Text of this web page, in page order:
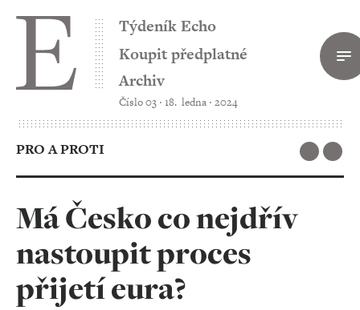
Týdeník Echo
Koupit předplatné
Archiv
Číslo 03 ‧ 18. ledna ‧ 2024
PRO A PROTI
Má Česko co nejdřív
nastoupit proces
přijetí eura?